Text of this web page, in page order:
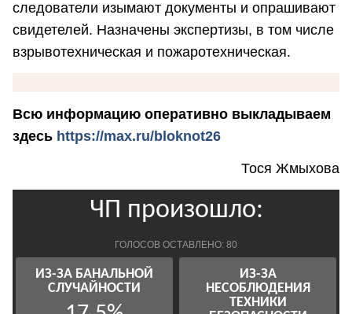
следователи изымают документы и опрашивают
свидетелей. Назначены экспертизы, в том числе
взрывотехническая и пожаротехническая.
Всю информацию оперативно выкладываем
здесь https://max.ru/bloknot26
Тося Жмыхова